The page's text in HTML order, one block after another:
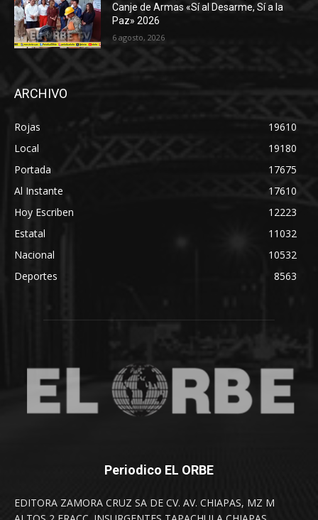
Canje de Armas «Sí al Desarme, Sí a la
Paz» 2026
6 agosto, 2026
ARCHIVO
Rojas
19610
Local
19180
Portada
17675
Al Instante
17610
Hoy Escriben
12223
Estatal
11032
Nacional
10532
Deportes
8563
Periodico EL ORBE
EDITORA ZAMORA CRUZ SA DE CV. AV. CHIAPAS, MZ M